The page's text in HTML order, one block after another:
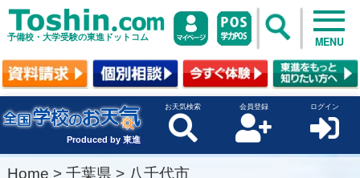
予備校・大学受験の東進ドットコム MENU
Produced by 東進
お天気検索 会員登録 ログイン
Home > 千葉県 > 八千代市